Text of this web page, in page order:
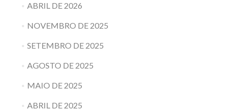
ABRIL DE 2026
NOVEMBRO DE 2025
SETEMBRO DE 2025
AGOSTO DE 2025
MAIO DE 2025
ABRIL DE 2025